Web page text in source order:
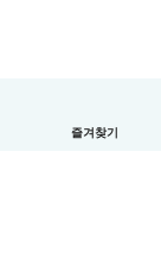
즐겨찾기